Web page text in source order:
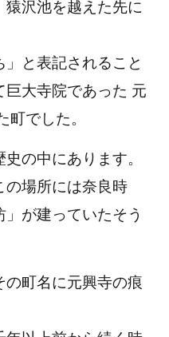
沢池を越えた先に
と表記されること
巨大寺院であった 元
町でした。
の中にあります。
の場所には奈良時
が建っていたそう
町名に元興寺の痕